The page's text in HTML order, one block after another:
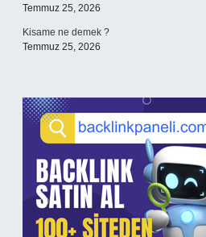
Temmuz 25, 2026
Kisame ne demek ?
Temmuz 25, 2026